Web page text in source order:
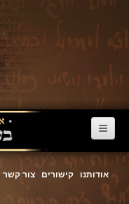
דף הבית
ערוץ הבעל שם טוב
אודותנו קישורים צור קשר